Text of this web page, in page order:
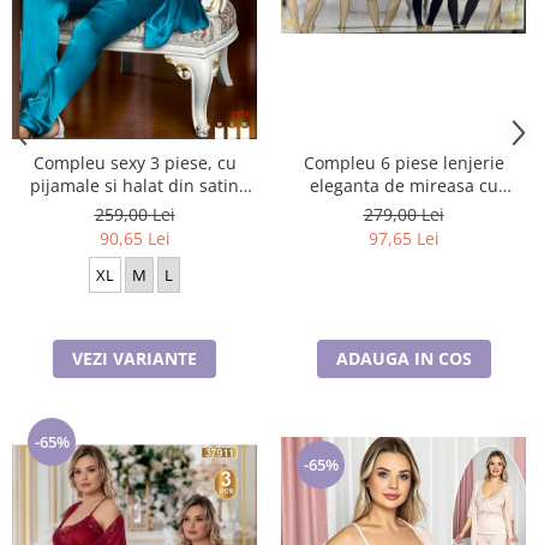
Compleu sexy 3 piese, cu
pijamale si halat din satin
Turqoaz, 1073
259,00 Lei
90,65 Lei
XL M L
VEZI VARIANTE
Compleu 6 piese lenjerie
eleganta de mireasa cu
camasa de noapte,pijamale și
halat,, bleomarin, M/L, 60175
279,00 Lei
97,65 Lei
ADAUGA IN COS
-65%
-65%